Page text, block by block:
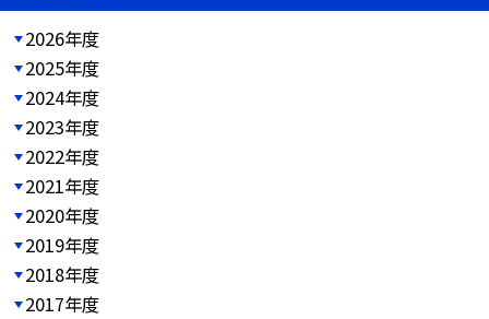
2026年度
2025年度
2024年度
2023年度
2022年度
2021年度
2020年度
2019年度
2018年度
2017年度